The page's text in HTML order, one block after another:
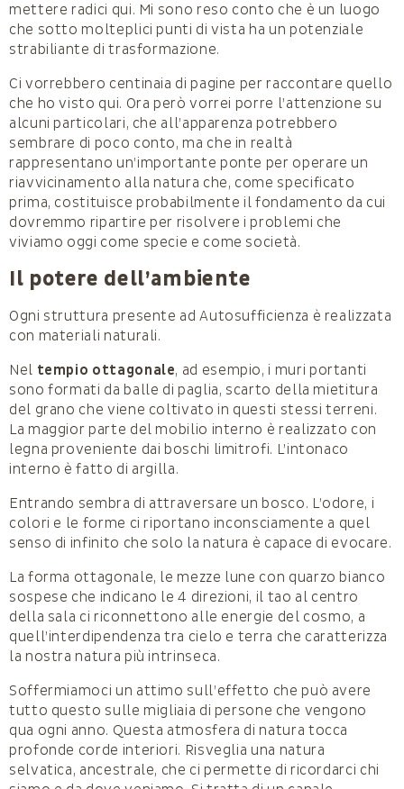
mettere radici qui. Mi sono reso conto che è un luogo
che sotto molteplici punti di vista ha un potenziale
strabiliante di trasformazione.
Ci vorrebbero centinaia di pagine per raccontare quello
che ho visto qui. Ora però vorrei porre l’attenzione su
alcuni particolari, che all’apparenza potrebbero
sembrare di poco conto, ma che in realtà
rappresentano un’importante ponte per operare un
riavvicinamento alla natura che, come specificato
prima, costituisce probabilmente il fondamento da cui
dovremmo ripartire per risolvere i problemi che
viviamo oggi come specie e come società.
Il potere dell’ambiente
Ogni struttura presente ad Autosufficienza è realizzata
con materiali naturali.
Nel tempio ottagonale, ad esempio, i muri portanti
sono formati da balle di paglia, scarto della mietitura
del grano che viene coltivato in questi stessi terreni.
La maggior parte del mobilio interno è realizzato con
legna proveniente dai boschi limitrofi. L’intonaco
interno è fatto di argilla.
Entrando sembra di attraversare un bosco. L’odore, i
colori e le forme ci riportano inconsciamente a quel
senso di infinito che solo la natura è capace di evocare.
La forma ottagonale, le mezze lune con quarzo bianco
sospese che indicano le 4 direzioni, il tao al centro
della sala ci riconnettono alle energie del cosmo, a
quell’interdipendenza tra cielo e terra che caratterizza
la nostra natura più intrinseca.
Soffermiamoci un attimo sull’effetto che può avere
tutto questo sulle migliaia di persone che vengono
qua ogni anno. Questa atmosfera di natura tocca
profonde corde interiori. Risveglia una natura
selvatica, ancestrale, che ci permette di ricordarci chi